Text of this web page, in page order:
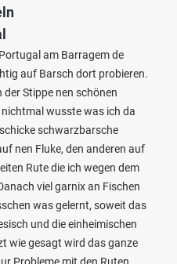
am Barragem de
auf Barsch dort probieren.
Stippe nen schönen
wusste was ich da
schwarzbarsche
nen Fluke, den anderen auf
Rute die ich wegen dem
viel garnix an Fischen
was gelernt, soweit das
und die einheimischen
wie gesagt wird das ganze